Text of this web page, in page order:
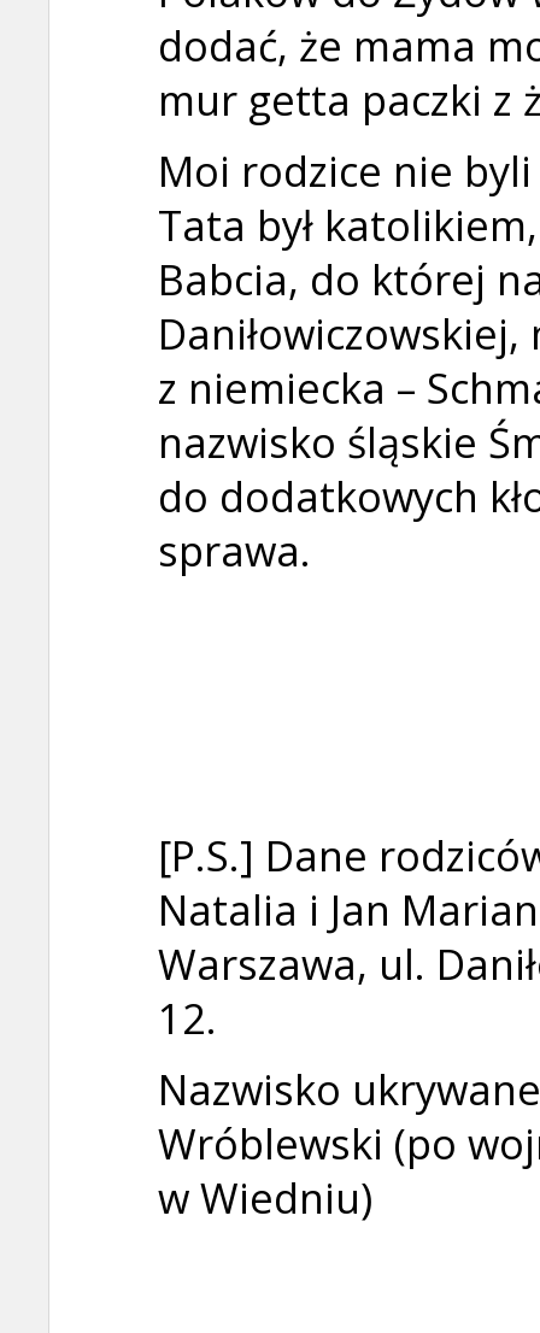
dodać, że mama
mur getta paczki z
Moi rodzice nie
Tata był
Babcia, do której
z niemiecka –
nazwisko śląskie
do dodatkowych
sprawa.
[P.S.] Dane
Natalia i Jan
Warszawa, ul.
12.
Nazwisko
Wróblewski (po
w Wiedniu)